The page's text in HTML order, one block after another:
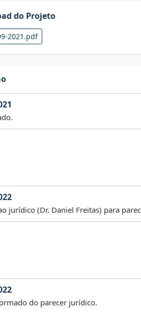
do Projeto
2021.pdf
jurídico (Dr. Daniel Freitas) para
do parecer jurídico.